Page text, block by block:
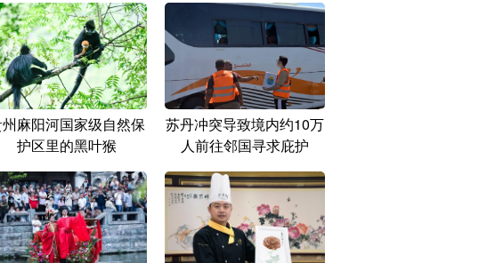
麻阳河国家级自然保
护区里的黑叶猴
苏丹冲突导致境内约10万
人前往邻国寻求庇护